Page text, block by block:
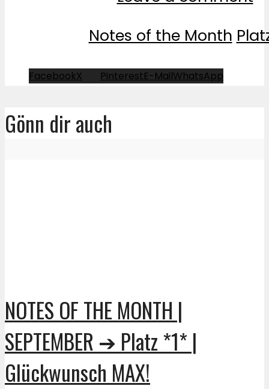
Notes of the Month
FacebookX PinterestE-MailWhatsApp
Gönn dir auch
NOTES OF THE MONTH |
SEPTEMBER ➔ Platz *1* |
Glückwunsch MAX!